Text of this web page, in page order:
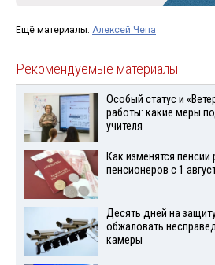
Ещё материалы: Алексей Чепа
Рекомендуемые материалы
Особый статус и
работы: какие меры
учителя
Как изменятся
пенсионеров с 1
Десять дней на
обжаловать
камеры